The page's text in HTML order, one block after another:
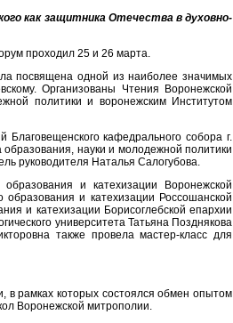
как защитника Отечества в духовно-
проходил 25 и 26 марта.
посвящена одной из наиболее значимых
Организованы Чтения Воронежской
политики и воронежским Институтом
Благовещенского кафедрального собора г.
науки и молодежной политики
руководителя Наталья Салогубова.
и катехизации Воронежской
и катехизации Россошанской
и катехизации Борисоглебской епархии
университета Татьяна Позднякова
также провела мастер-класс для
рамках которых состоялся обмен опытом
Воронежской митрополии.